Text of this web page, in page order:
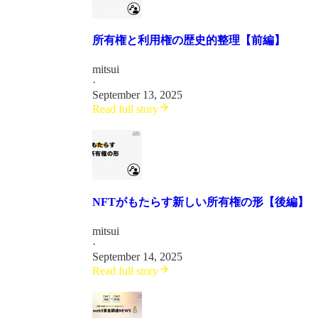
所有権と利用権の歴史的整理【前編】
mitsui
·
September 13, 2025
Read full story
NFTがもたらす新しい所有権の形【後編】
mitsui
·
September 14, 2025
Read full story